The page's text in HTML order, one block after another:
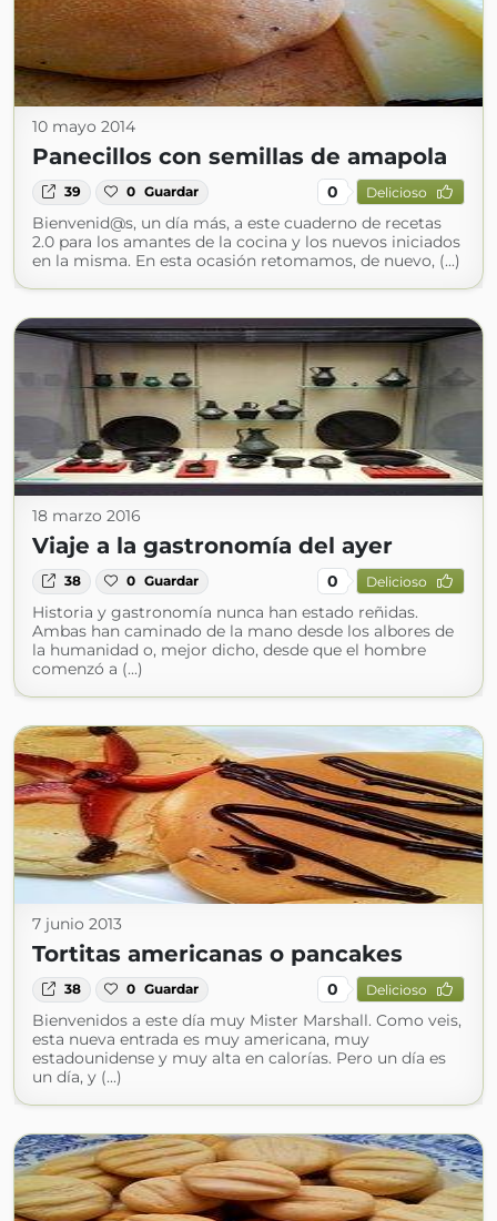
10 mayo 2014
Panecillos con semillas de amapola
39 0 Guardar 0 Delicioso
Bienvenid@s, un día más, a este cuaderno de recetas
2.0 para los amantes de la cocina y los nuevos iniciados
en la misma. En esta ocasión retomamos, de nuevo, (...)
18 marzo 2016
Viaje a la gastronomía del ayer
38 0 Guardar 0 Delicioso
Historia y gastronomía nunca han estado reñidas.
Ambas han caminado de la mano desde los albores de
la humanidad o, mejor dicho, desde que el hombre
comenzó a (...)
7 junio 2013
Tortitas americanas o pancakes
38 0 Guardar 0 Delicioso
Bienvenidos a este día muy Mister Marshall. Como veis,
esta nueva entrada es muy americana, muy
estadounidense y muy alta en calorías. Pero un día es
un día, y (...)